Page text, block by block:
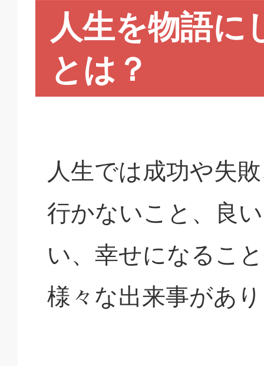
人生を物語に
とは？
人生では成功や失
行かないこと、良
い、幸せになるこ
様々な出来事があ